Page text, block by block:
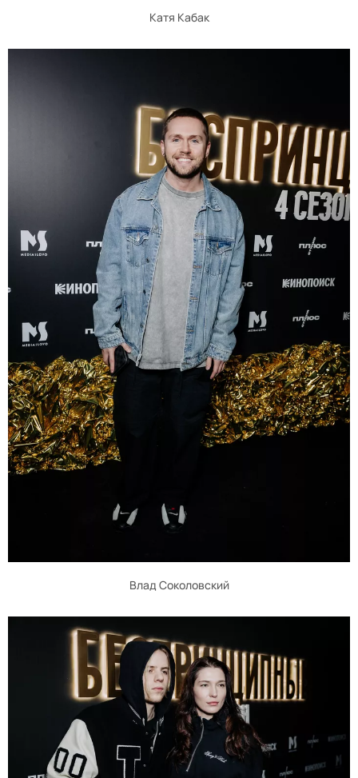
Катя Кабак
Влад Соколовский